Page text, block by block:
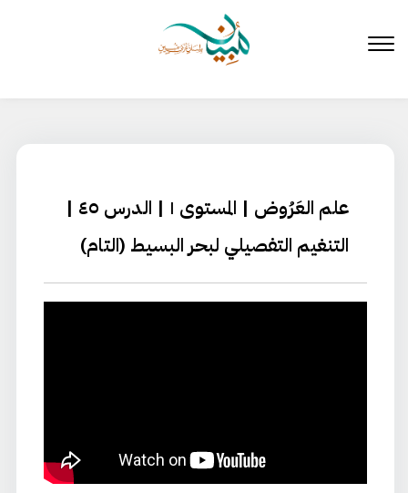
المحتوى
علم العَرُوض | المستوى ١ | الدرس ٤٥ |
التنغيم التفصيلي لبحر البسيط (التام)